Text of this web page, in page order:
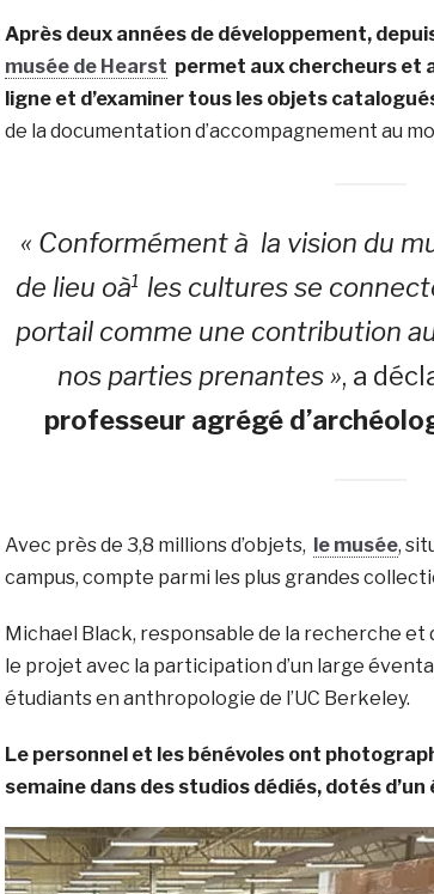
Après deux années de développement,
musée de Hearst permet aux chercheurs et
ligne et d’examiner tous les objets
de la documentation d’accompagnement au
« Conformément à la vision du
de lieu oà¹ les cultures se
portail comme une contribution
nos parties prenantes », a
professeur agrégé
Avec près de 3,8 millions d’objets, le musée,
campus, compte parmi les plus grandes
Michael Black, responsable de la recherche et
le projet avec la participation d’un large
étudiants en anthropologie de l’UC Berkeley.
Le personnel et les bénévoles ont
semaine dans des studios dédiés, dotés